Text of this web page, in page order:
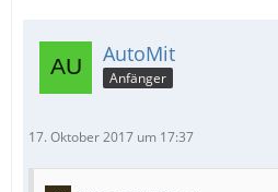
AutoMit
Anfänger
17. Oktober 2017 um 17:37